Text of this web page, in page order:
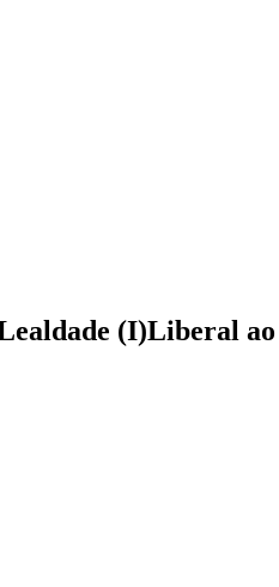
(I)Liberal